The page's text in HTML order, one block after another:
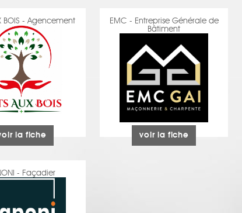
BOIS - Agencement
la fiche
EMC - Entreprise Générale de
Bâtiment
voir la fiche
- Façadier